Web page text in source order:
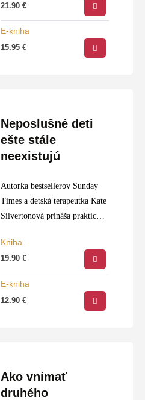
dospelosti. Tieto prvotné
skúsenosti, najmä v oblasti
21.90€
E-kniha
15.95€
Neposlušné deti
ešte stále
neexistujú
Autorka bestsellerov Sunday
Times a detská terapeutka Kate
Silvertonová prináša praktický
výchovu detí vo veku od 5 do
12 rokov, kedy sa naše ratolesti
stávajú nezávislé…
Kniha
19.90€
E-kniha
12.90€
Ako vnímať
druhého